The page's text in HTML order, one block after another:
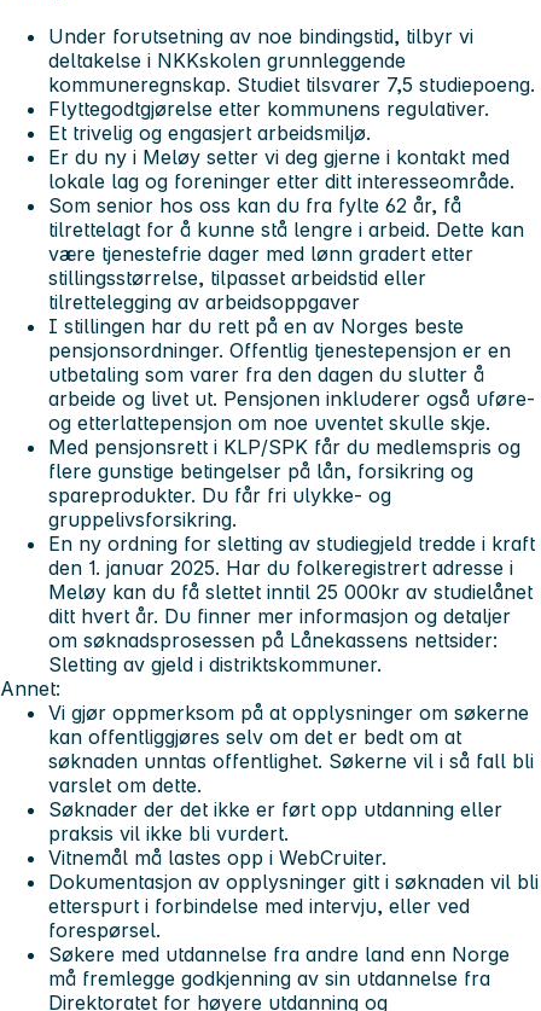
Under forutsetning av noe bindingstid, tilbyr vi
deltakelse i NKKskolen grunnleggende
kommuneregnskap. Studiet tilsvarer 7,5 studiepoeng.
Flyttegodtgjørelse etter kommunens regulativer.
Et trivelig og engasjert arbeidsmiljø.
Er du ny i Meløy setter vi deg gjerne i kontakt med
lokale lag og foreninger etter ditt interesseområde.
Som senior hos oss kan du fra fylte 62 år, få
tilrettelagt for å kunne stå lengre i arbeid. Dette kan
være tjenestefrie dager med lønn gradert etter
stillingsstørrelse, tilpasset arbeidstid eller
tilrettelegging av arbeidsoppgaver
I stillingen har du rett på en av Norges beste
pensjonsordninger. Offentlig tjenestepensjon er en
utbetaling som varer fra den dagen du slutter å
arbeide og livet ut. Pensjonen inkluderer også uføre-
og etterlattepensjon om noe uventet skulle skje.
Med pensjonsrett i KLP/SPK får du medlemspris og
flere gunstige betingelser på lån, forsikring og
spareprodukter. Du får fri ulykke- og
gruppelivsforsikring.
En ny ordning for sletting av studiegjeld tredde i kraft
den 1. januar 2025. Har du folkeregistrert adresse i
Meløy kan du få slettet inntil 25 000kr av studielånet
ditt hvert år. Du finner mer informasjon og detaljer
om søknadsprosessen på Lånekassens nettsider:
Sletting av gjeld i distriktskommuner.
Annet:
Vi gjør oppmerksom på at opplysninger om søkerne
kan offentliggjøres selv om det er bedt om at
søknaden unntas offentlighet. Søkerne vil i så fall bli
varslet om dette.
Søknader der det ikke er ført opp utdanning eller
praksis vil ikke bli vurdert.
Vitnemål må lastes opp i WebCruiter.
Dokumentasjon av opplysninger gitt i søknaden vil bli
etterspurt i forbindelse med intervju, eller ved
forespørsel.
Søkere med utdannelse fra andre land enn Norge
må fremlegge godkjenning av sin utdannelse fra
Direktoratet for høyere utdanning og